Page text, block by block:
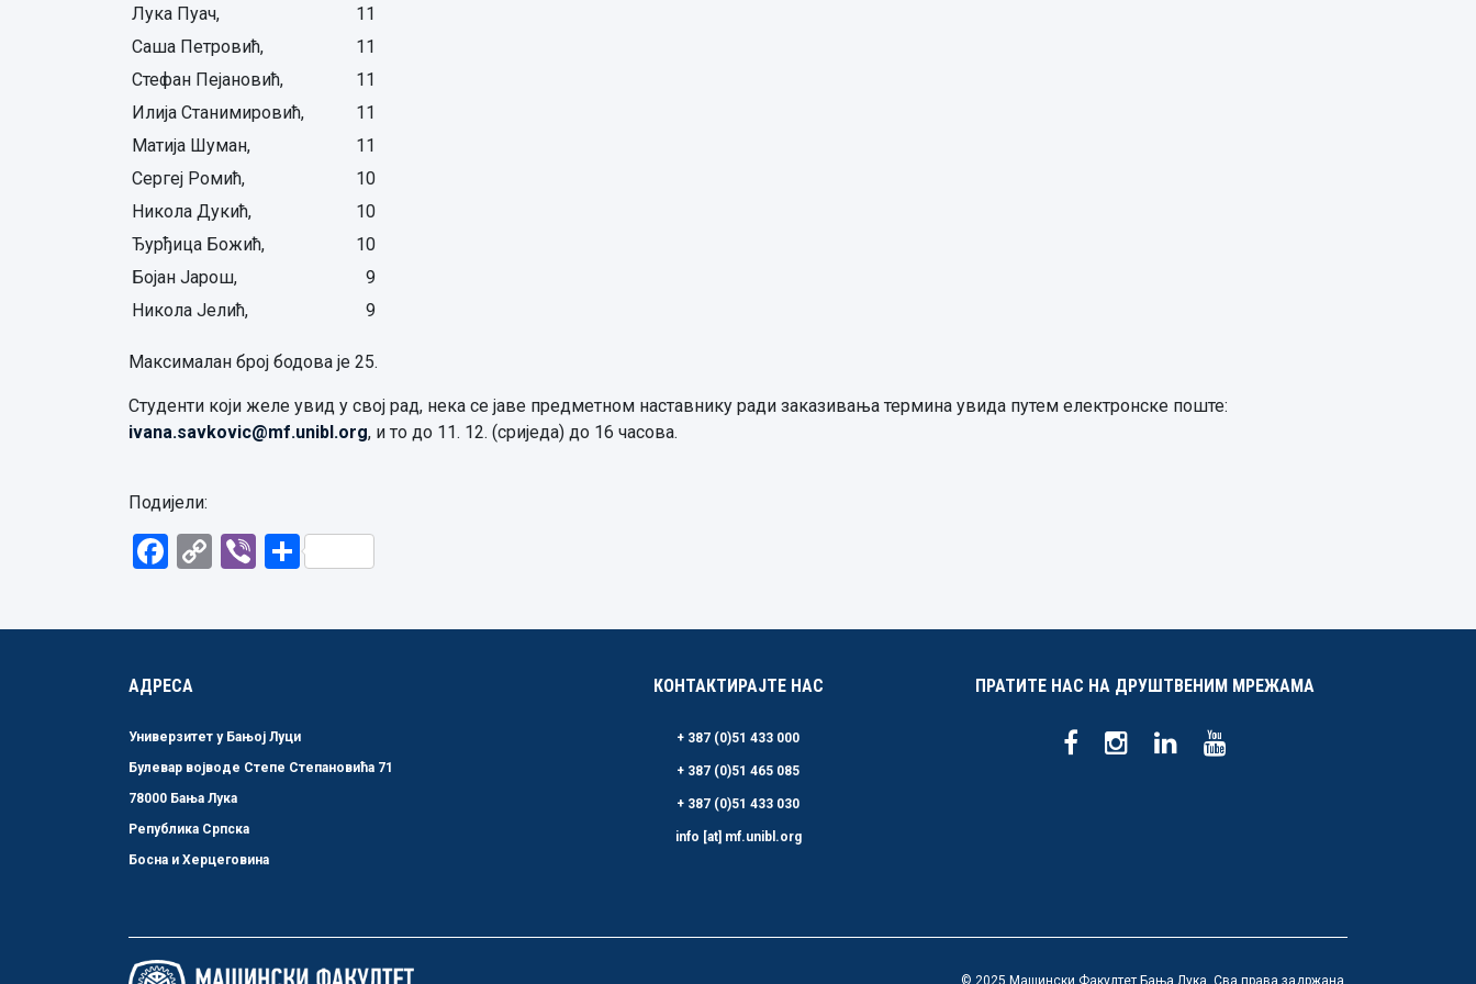
Лука Пуач,
11
Саша Петровић,
11
Стефан Пејановић,
11
Илија Станимировић,
11
Матија Шуман,
11
Сергеј Ромић,
10
Никола Дукић,
10
Ђурђица Божић,
10
Бојан Јарош,
9
Никола Јелић,
9
Максималан број бодова је 25.
Студенти који желе увид у свој рад, нека се јаве предметном наставнику ради заказивања термина увида путем електронске поште:
ivana.savkovic@mf.unibl.org, и то до 11. 12. (сриједа) до 16 часова.
Подијели:
Facebook
CopyViberShare
АДРЕСА
Универзитет у Бањој Луци
Булевар војводе Степе Степановића 71
78000 Бања Лука
Република Српска
Босна и Херцеговина
КОНТАКТИРАЈТЕ НАС
+ 387 (0)51 433 000
+ 387 (0)51 465 085
+ 387 (0)51 433 030
info [at] mf.unibl.org
ПРАТИТЕ НАС НА ДРУШТВЕНИМ МРЕЖАМА
© 2025 Машински Факултет Бања Лука. Сва права задржана.